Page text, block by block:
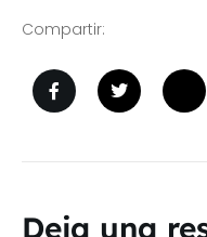
Compartir:
Deja una